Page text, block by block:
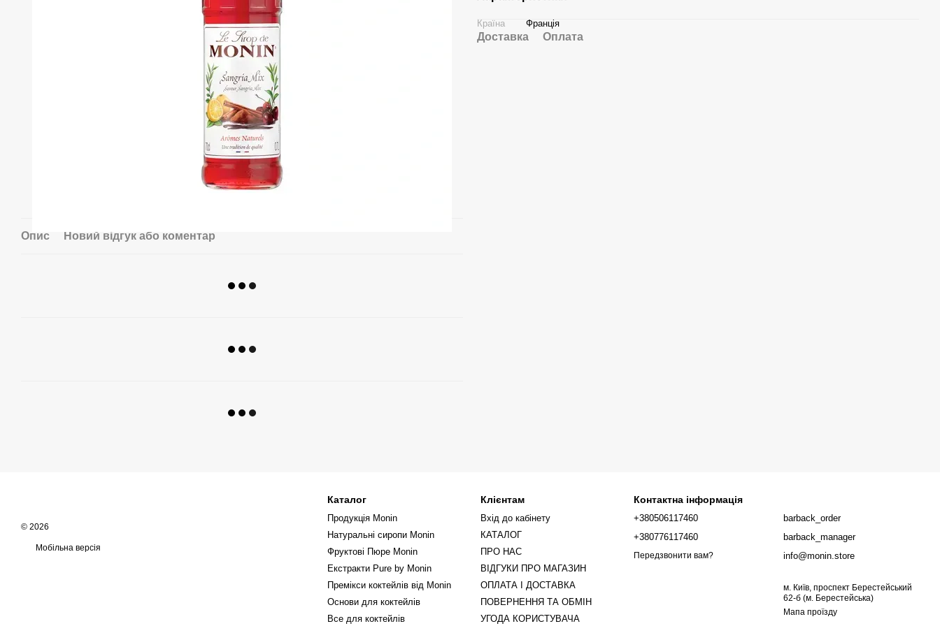
Опис Новий відгук або коментар
Країна Франція
Доставка Оплата
© 2026
Мобільна версія
Каталог
Продукція Monin
Натуральні сиропи Monin
Фруктові Пюре Monin
Екстракти Pure by Monin
Премікси коктейлів від Monin
Основи для коктейлів
Все для коктейлів
Клієнтам
Вхід до кабінету
КАТАЛОГ
ПРО НАС
ВІДГУКИ ПРО МАГАЗИН
ОПЛАТА І ДОСТАВКА
ПОВЕРНЕННЯ ТА ОБМІН
УГОДА КОРИСТУВАЧА
Контактна інформація
+380506117460
+380776117460
Передзвонити вам?
barback_order
barback_manager
info@monin.store
м. Київ, проспект Берестейський
62-б (м. Берестейська)
Мапа проїзду